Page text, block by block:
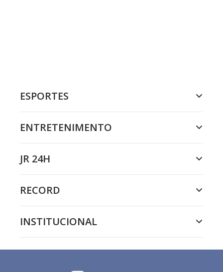
ESPORTES
ENTRETENIMENTO
JR 24H
RECORD
INSTITUCIONAL